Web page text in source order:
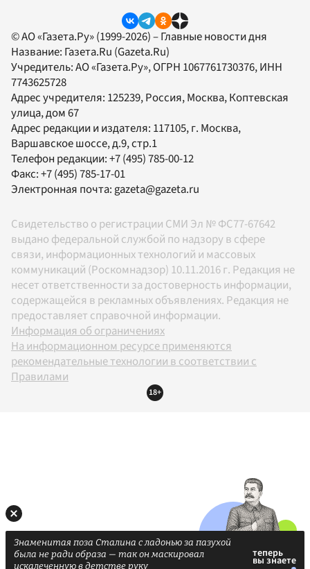
© АО «Газета.Ру» (1999-2026) – Главные новости дня
Название: Газета.Ru (Gazeta.Ru)
Учредитель:АО «Газета.Ру», ОГРН 1067761730376, ИНН
7743625728
Адрес учредителя: 125239, Россия, Москва, Коптевская
улица, дом 67
Адрес редакции и издателя: 117105, г. Москва,
Варшавское шоссе, д.9, стр.1
Телефон редакции:+7 (495) 785-00-12
Факс:+7 (495) 785-17-01
Электронная почта: gazeta@gazeta.ru
Свидетельство о регистрации СМИ Эл № ФС77-67642
выдано федеральной службой по надзору в сфере
связи, информационных технологий и массовых
коммуникаций (Роскомнадзор) 10.11.2016 г. Редакция не
несет ответственности за достоверность информации,
содержащейся в рекламных объявлениях. Редакция не
предоставляет справочной информации.
Информация об ограничениях
На информационном ресурсе применяются
рекомендательные технологии в соответствии с
Правилами
18+
Знаменитая поза Сталина с ладонью за пазухой
была не ради образа — так он маскировал
искалеченную в детстве руку